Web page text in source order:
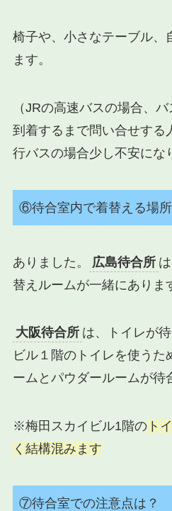
椅子や、小さなテーブル、
ます。
（JRの高速バスの場合、
到着するまで問い合せする
行バスの場合少し不安にな
⑥待合室内で着替える場所
ありました。 広島待合所
替えルームが一緒にありま
大阪待合所 は、トイレが
ビル１階のトイレを使うた
ームとパウダールームが待
※梅田スカイビル1階のト
く結構混みます
⑦待合室での注意点は？